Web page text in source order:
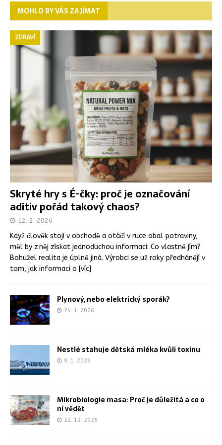
MOHLO BY VÁS ZAJÍMAT
Skryté hry s É-čky: proč je označování
aditiv pořád takový chaos?
ZDRAVÍ
12. 2. 2026
Když člověk stojí v obchodě a otáčí v ruce obal potraviny,
měl by z něj získat jednoduchou informaci: Co vlastně jím?
Bohužel realita je úplně jiná. Výrobci se už roky předhánějí v
tom, jak informaci o [víc]
Plynový, nebo elektrický sporák?
24. 1. 2026
Nestlé stahuje dětská mléka kvůli toxinu
9. 1. 2026
Mikrobiologie masa: Proč je důležitá a co o
ní vědět
22. 12. 2025